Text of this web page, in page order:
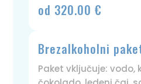
od 320.00 €
Brezalkoholni
Paket vključuje: vodo,